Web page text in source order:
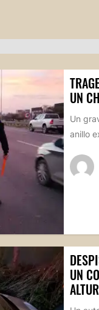
UN
Un
anillo
UN